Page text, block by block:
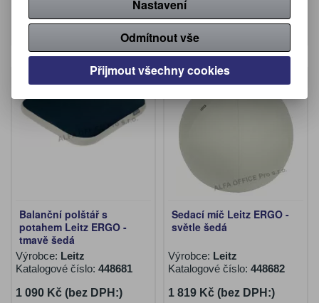
Koupit Koupit
Balanční polštář s
potahem Leitz ERGO -
tmavě šedá
Výrobce: Leitz
Katalogové číslo: 448681
1 090 Kč (bez DPH:)
Sedací míč Leitz ERGO -
světle šedá
Výrobce: Leitz
Katalogové číslo: 448682
1 819 Kč (bez DPH:)
Nastavení
Odmítnout vše
Přijmout všechny cookies